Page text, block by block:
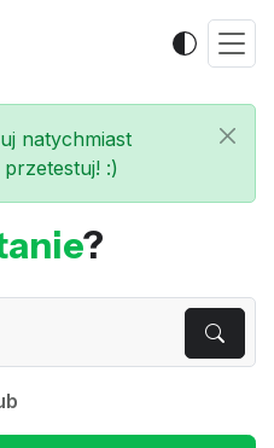
natychmiast
:)
?